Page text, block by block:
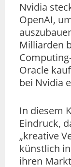
Nvidia
OpenAI,
Milliarden
Oracle
bei Nvidia
In diesem
Eindruck,
„kreative
künstlich
ihren